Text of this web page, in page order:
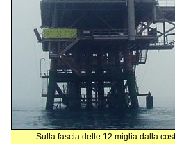
Sulla fascia delle 12 miglia dalla